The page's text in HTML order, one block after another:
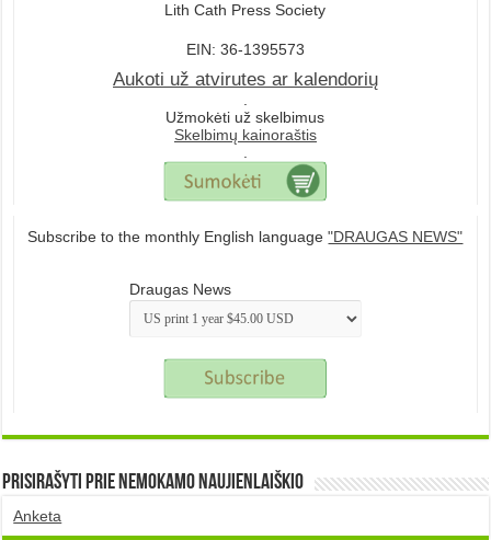
Lith Cath Press Society
EIN: 36-1395573
Aukoti už atvirutes ar kalendorių
.
Užmokėti už skelbimus
Skelbimų kainoraštis
.
Subscribe to the monthly English language"DRAUGAS NEWS"
Draugas News
Prisirašyti prie nemokamo naujienlaiškio
Anketa